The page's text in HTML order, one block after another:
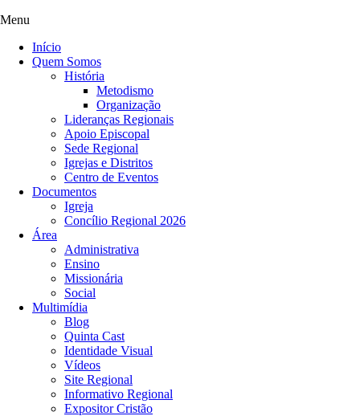
Menu
Início
Quem Somos
História
Metodismo
Organização
Lideranças Regionais
Apoio Episcopal
Sede Regional
Igrejas e Distritos
Centro de Eventos
Documentos
Igreja
Concílio Regional 2026
Área
Administrativa
Ensino
Missionária
Social
Multimídia
Blog
Quinta Cast
Identidade Visual
Vídeos
Site Regional
Informativo Regional
Expositor Cristão